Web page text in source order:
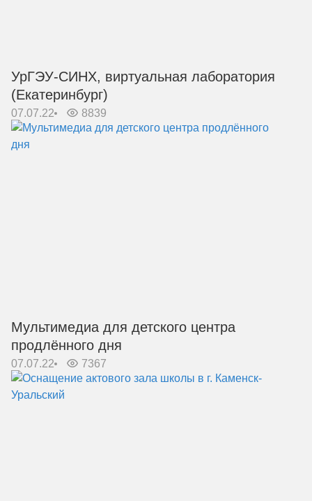
УрГЭУ-СИНХ, виртуальная лаборатория
(Екатеринбург)
07.07.22 8839
Мультимедиа для детского центра
продлённого дня
07.07.22 7367